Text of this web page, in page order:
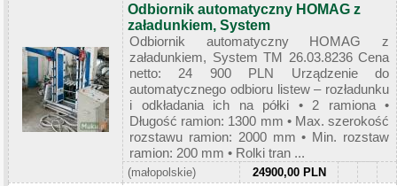
Odbiornik automatyczny HOMAG z
załadunkiem, System
Odbiornik automatyczny HOMAG z
załadunkiem, System TM 26.03.8236 Cena
netto: 24 900 PLN Urządzenie do
automatycznego odbioru listew – rozładunku
i odkładania ich na półki • 2 ramiona •
Długość ramion: 1300 mm • Max. szerokość
rozstawu ramion: 2000 mm • Min. rozstaw
ramion: 200 mm • Rolki tran ...
(małopolskie) 24900,00 PLN